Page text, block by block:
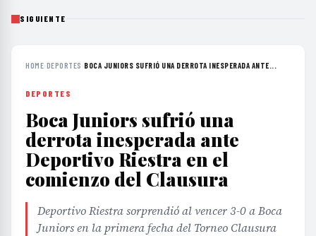
SIGUIENTE
HOME›DEPORTES ›BOCA JUNIORS SUFRIÓ UNA DERROTA INESPERADA ANTE...
DEPORTES
Boca Juniors sufrió una
derrota inesperada ante
Deportivo Riestra en el
comienzo del Clausura
Deportivo Riestra sorprendió al vencer 3-0 a Boca
Juniors en la primera fecha del Torneo Clausura